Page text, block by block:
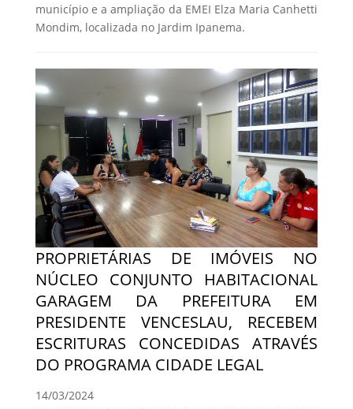
município e a ampliação da EMEI Elza Maria Canhetti
Mondim, localizada no Jardim Ipanema.
PROPRIETÁRIAS DE IMÓVEIS NO
NÚCLEO CONJUNTO HABITACIONAL
GARAGEM DA PREFEITURA EM
PRESIDENTE VENCESLAU, RECEBEM
ESCRITURAS CONCEDIDAS ATRAVÉS
DO PROGRAMA CIDADE LEGAL
14/03/2024